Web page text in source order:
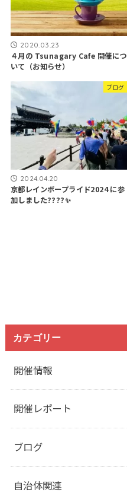
2020.03.23
４月の Tsunagary Cafe 開催につ
いて（お知らせ）
ブログ
2024.04.20
京都レインボープライド2024 に参
加しました??️‍??✨
カテゴリー
開催情報
開催レポート
ブログ
自治体関連